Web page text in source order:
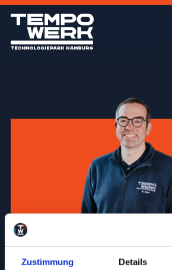
Zustimmung Details
Mark Behr